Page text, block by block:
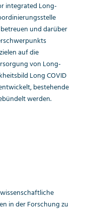
integrated Long-
und darüber
auf die
von Long-
Long COVID
bestehende
werden.
in der Forschung zu